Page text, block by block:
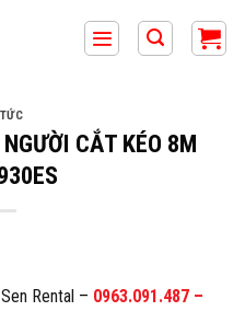
CẮT KÉO 8M
Rental – 0963.091.487 –